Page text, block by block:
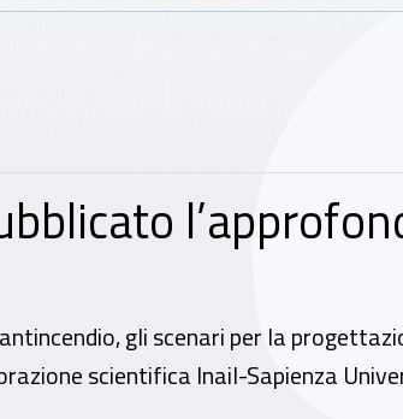
gli scenari per la
scientifica Inail-Sapienza